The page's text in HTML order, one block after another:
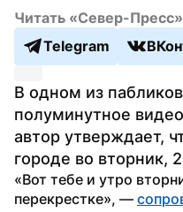
Читать «Север-
Telegram
В одном из
полуминутное
автор утверждает,
городе во вторник,
«Вот тебе и утро
перекрестке», —